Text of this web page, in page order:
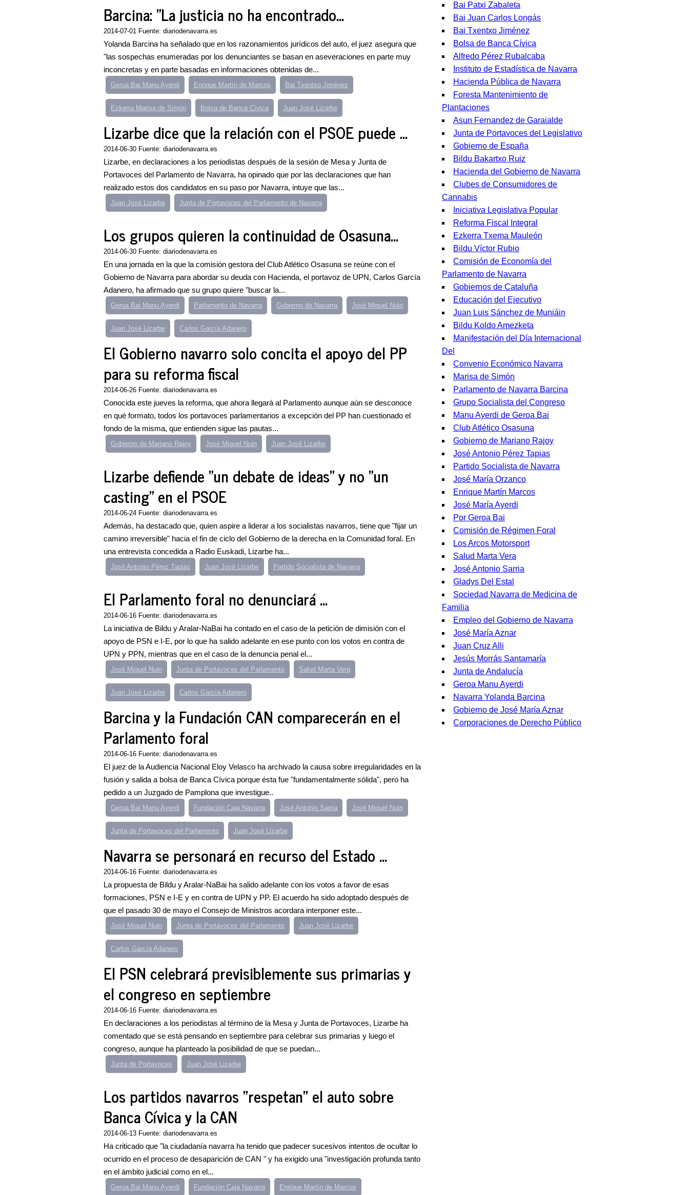
Barcina: "La justicia no ha encontrado...
2014-07-01 Fuente: diariodenavarra.es
Yolanda Barcina ha señalado que en los razonamientos jurídicos del auto, el juez asegura que
"las sospechas enumeradas por los denunciantes se basan en aseveraciones en parte muy
inconcretas y en parte basadas en informaciones obtenidas de...
Geroa Bai Manu Ayerdi Enrique Martín de Marcos Bai Txentxo Jiménez
Ezkerra Marisa de Simón Bolsa de Banca Cívica Juan José Lizarbe
Lizarbe dice que la relación con el PSOE puede ...
2014-06-30 Fuente: diariodenavarra.es
Lizarbe, en declaraciones a los periodistas después de la sesión de Mesa y Junta de
Portavoces del Parlamento de Navarra, ha opinado que por las declaraciones que han
realizado estos dos candidatos en su paso por Navarra, intuye que las...
Juan José Lizarbe Junta de Portavoces del Parlamento de Navarra
Los grupos quieren la continuidad de Osasuna...
2014-06-30 Fuente: diariodenavarra.es
En una jornada en la que la comisión gestora del Club Atlético Osasuna se reúne con el
Gobierno de Navarra para abordar su deuda con Hacienda, el portavoz de UPN, Carlos García
Adanero, ha afirmado que su grupo quiere "buscar la...
Geroa Bai Manu Ayerdi Parlamento de Navarra Gobierno de Navarra José Miguel Nuin
Juan José Lizarbe Carlos García Adanero
El Gobierno navarro solo concita el apoyo del PP
para su reforma fiscal
2014-06-26 Fuente: diariodenavarra.es
Conocida este jueves la reforma, que ahora llegará al Parlamento aunque aún se desconoce
en qué formato, todos los portavoces parlamentarios a excepción del PP han cuestionado el
fondo de la misma, que entienden sigue las pautas...
Gobierno de Mariano Rajoy José Miguel Nuin Juan José Lizarbe
Lizarbe defiende "un debate de ideas" y no "un
casting" en el PSOE
2014-06-24 Fuente: diariodenavarra.es
Además, ha destacado que, quien aspire a liderar a los socialistas navarros, tiene que "fijar un
camino irreversible" hacia el fin de ciclo del Gobierno de la derecha en la Comunidad foral. En
una entrevista concedida a Radio Euskadi, Lizarbe ha...
José Antonio Pérez Tapias Juan José Lizarbe Partido Socialista de Navarra
El Parlamento foral no denunciará ...
2014-06-16 Fuente: diariodenavarra.es
La iniciativa de Bildu y Aralar-NaBai ha contado en el caso de la petición de dimisión con el
apoyo de PSN e I-E, por lo que ha salido adelante en ese punto con los votos en contra de
UPN y PPN, mientras que en el caso de la denuncia penal el...
José Miguel Nuin Junta de Portavoces del Parlamento Salud Marta Vera
Juan José Lizarbe Carlos García Adanero
Barcina y la Fundación CAN comparecerán en el
Parlamento foral
2014-06-16 Fuente: diariodenavarra.es
El juez de la Audiencia Nacional Eloy Velasco ha archivado la causa sobre irregularidades en la
fusión y salida a bolsa de Banca Cívica porque ésta fue "fundamentalmente sólida", pero ha
pedido a un Juzgado de Pamplona que investigue..
Geroa Bai Manu Ayerdi Fundación Caja Navarra José Antonio Sarria José Miguel Nuin
Junta de Portavoces del Parlamento Juan José Lizarbe
Navarra se personará en recurso del Estado ...
2014-06-16 Fuente: diariodenavarra.es
La propuesta de Bildu y Aralar-NaBai ha salido adelante con los votos a favor de esas
formaciones, PSN e I-E y en contra de UPN y PP. El acuerdo ha sido adoptado después de
que el pasado 30 de mayo el Consejo de Ministros acordara interponer este...
José Miguel Nuin Junta de Portavoces del Parlamento Juan José Lizarbe
Carlos García Adanero
El PSN celebrará previsiblemente sus primarias y
el congreso en septiembre
2014-06-16 Fuente: diariodenavarra.es
En declaraciones a los periodistas al término de la Mesa y Junta de Portavoces, Lizarbe ha
comentado que se está pensando en septiembre para celebrar sus primarias y luego el
congreso, aunque ha planteado la posibilidad de que se puedan...
Junta de Portavoces Juan José Lizarbe
Los partidos navarros ''respetan'' el auto sobre
Banca Cívica y la CAN
2014-06-13 Fuente: diariodenavarra.es
Ha criticado que "la ciudadanía navarra ha tenido que padecer sucesivos intentos de ocultar lo
ocurrido en el proceso de desaparición de CAN " y ha exigido una "investigación profunda tanto
en el ámbito judicial como en el...
Geroa Bai Manu Ayerdi Fundación Caja Navarra Enrique Martín de Marcos
Bai Patxi Zabaleta
Bai Juan Carlos Longás
Bai Txentxo Jiménez
Bolsa de Banca Cívica
Alfredo Pérez Rubalcaba
Instituto de Estadística de Navarra
Hacienda Pública de Navarra
Foresta Mantenimiento de
Plantaciones
Asun Fernandez de Garaialde
Junta de Portavoces del Legislativo
Gobierno de España
Bildu Bakartxo Ruiz
Hacienda del Gobierno de Navarra
Clubes de Consumidores de
Cannabis
Iniciativa Legislativa Popular
Reforma Fiscal Integral
Ezkerra Txema Mauleón
Bildu Víctor Rubio
Comisión de Economía del
Parlamento de Navarra
Gobiernos de Cataluña
Educación del Ejecutivo
Juan Luis Sánchez de Muniáin
Bildu Koldo Amezketa
Manifestación del Día Internacional
Del
Convenio Económico Navarra
Marisa de Simón
Parlamento de Navarra Barcina
Grupo Socialista del Congreso
Manu Ayerdi de Geroa Bai
Club Atlético Osasuna
Gobierno de Mariano Rajoy
José Antonio Pérez Tapias
Partido Socialista de Navarra
José María Orzanco
Enrique Martín Marcos
José María Ayerdi
Por Geroa Bai
Comisión de Régimen Foral
Los Arcos Motorsport
Salud Marta Vera
José Antonio Sarria
Gladys Del Estal
Sociedad Navarra de Medicina de
Familia
Empleo del Gobierno de Navarra
José María Aznar
Juan Cruz Alli
Jesús Morrás Santamaría
Junta de Andalucía
Geroa Manu Ayerdi
Navarra Yolanda Barcina
Gobierno de José María Aznar
Corporaciones de Derecho Público